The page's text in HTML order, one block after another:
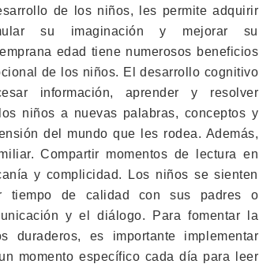
de los niños, les permite adquirir
su imaginación y mejorar su
edad tiene numerosos beneficios
de los niños. El desarrollo cognitivo
información, aprender y resolver
niños a nuevas palabras, conceptos y
del mundo que les rodea. Además,
Compartir momentos de lectura en
y complicidad. Los niños se sienten
tiempo de calidad con sus padres o
y el diálogo. Para fomentar la
duraderos, es importante implementar
momento específico cada día para leer